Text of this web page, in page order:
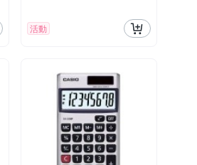
活動